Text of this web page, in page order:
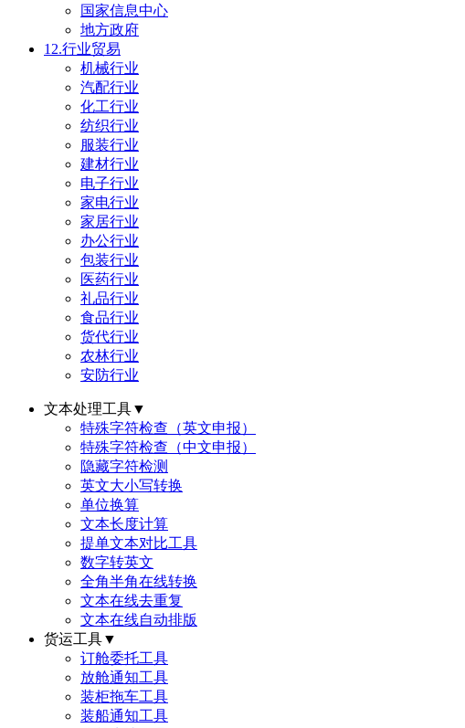
国家信息中心
地方政府
12.行业贸易
机械行业
汽配行业
化工行业
纺织行业
服装行业
建材行业
电子行业
家电行业
家居行业
办公行业
包装行业
医药行业
礼品行业
食品行业
货代行业
农林行业
安防行业
文本处理工具▼
特殊字符检查（英文申报）
特殊字符检查（中文申报）
隐藏字符检测
英文大小写转换
单位换算
文本长度计算
提单文本对比工具
数字转英文
全角半角在线转换
文本在线去重复
文本在线自动排版
货运工具▼
订舱委托工具
放舱通知工具
装柜拖车工具
装船通知工具